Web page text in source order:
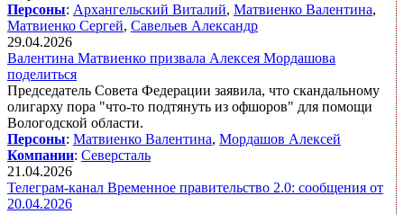
Персоны: Архангельский Виталий, Матвиенко Валентина,
Матвиенко Сергей, Савельев Александр
29.04.2026
Валентина Матвиенко призвала Алексея Мордашова
поделиться
Председатель Совета Федерации заявила, что скандальному
олигарху пора "что-то подтянуть из офшоров" для помощи
Вологодской области.
Персоны: Матвиенко Валентина, Мордашов Алексей
Компании: Северсталь
21.04.2026
Телеграм-канал Временное правительство 2.0: сообщения от
20.04.2026